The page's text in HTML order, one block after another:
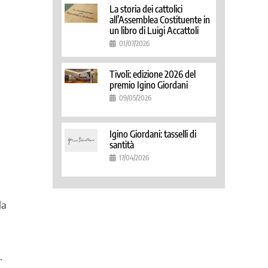
La storia dei cattolici
all’Assemblea Costituente in
un libro di Luigi Accattoli
01/07/2026
Tivoli: edizione 2026 del
premio Igino Giordani
09/05/2026
Igino Giordani: tasselli di
santità
17/04/2026